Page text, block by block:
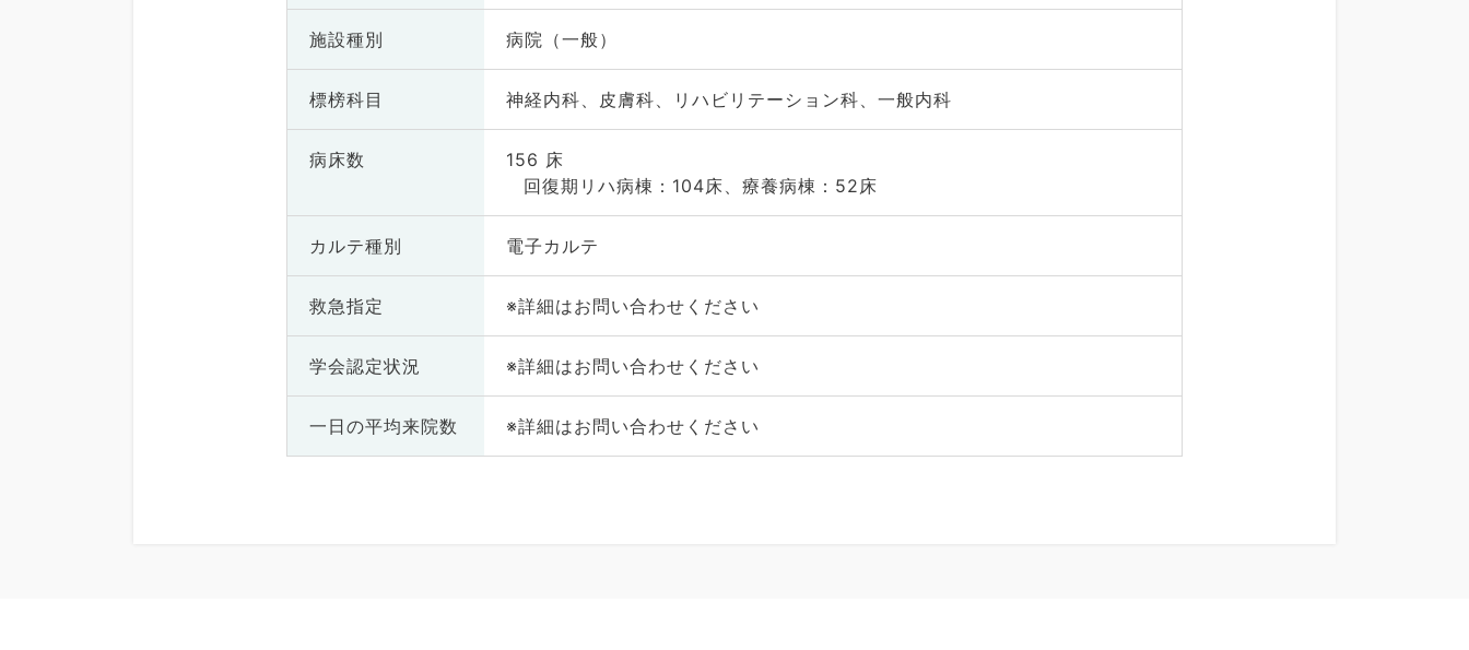
施設種別 病院（一般）
標榜科目 神経内科、皮膚科、リハビリテーション科、一般内科
病床数
156 床
回復期リハ病棟：104床、療養病棟：52床
カルテ種別 電子カルテ
救急指定 ※詳細はお問い合わせください
学会認定状況 ※詳細はお問い合わせください
一日の平均来院数 ※詳細はお問い合わせください